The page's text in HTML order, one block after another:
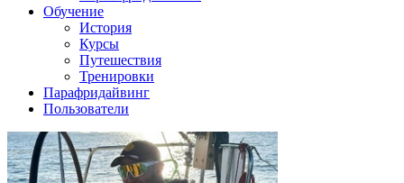
Обучение
История
Курсы
Путешествия
Тренировки
Парафридайвинг
Пользователи